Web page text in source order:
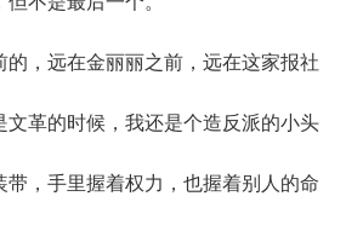
，远在金丽丽之前，远在这家报社
文革的时候，我还是个造反派的小头
带，手里握着权力，也握着别人的命